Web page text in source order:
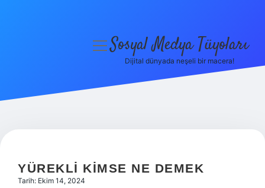
Hakkımızda
menüyüSosyal Medya Tüyoları
Dijital dünyada neşeli bir macera!
YÜREKLI KIMSE NE DEMEK
Tarih: Ekim 14, 2024